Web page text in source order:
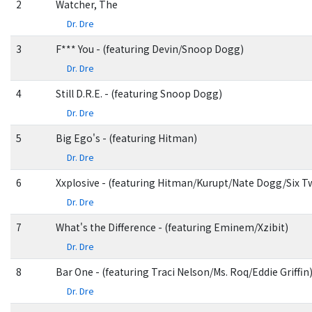
2 Watcher, The
Dr. Dre
3 F*** You - (featuring Devin/Snoop Dogg)
Dr. Dre
4 Still D.R.E. - (featuring Snoop Dogg)
Dr. Dre
5 Big Ego's - (featuring Hitman)
Dr. Dre
6 Xxplosive - (featuring Hitman/Kurupt/Nate Dogg/Six
Dr. Dre
7 What's the Difference - (featuring Eminem/Xzibit)
Dr. Dre
8 Bar One - (featuring Traci Nelson/Ms. Roq/Eddie Griffin)
Dr. Dre